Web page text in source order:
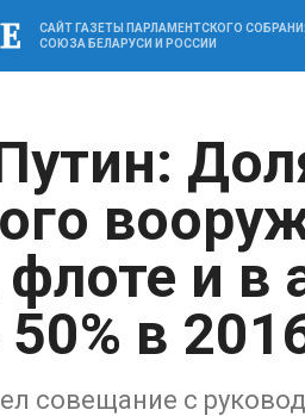
САЙТ ГАЗЕТЫ ПАРЛАМЕНТСКОГО
СОЮЗА БЕЛАРУСИ И РОССИИ
флоте и
в
совещание с